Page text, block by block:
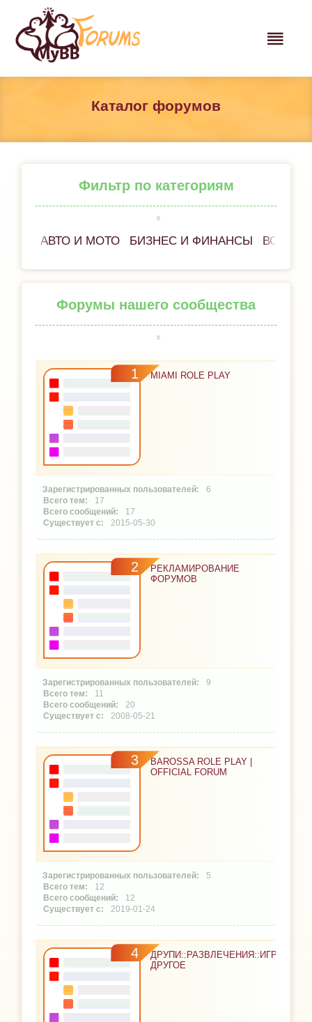
Каталог форумов
Фильтр по категориям
АВТО И МОТО БИЗНЕС И ФИНАНСЫ ВСЁ
Форумы нашего сообщества
1 MIAMI ROLE PLAY
6
17
17
2015-05-30
2
РЕКЛАМИРОВАНИЕ
ФОРУМОВ
9
11
20
2008-05-21
3
BAROSSA ROLE PLAY |
OFFICIAL FORUM
5
12
12
2019-01-24
4
ДРУГОЕ